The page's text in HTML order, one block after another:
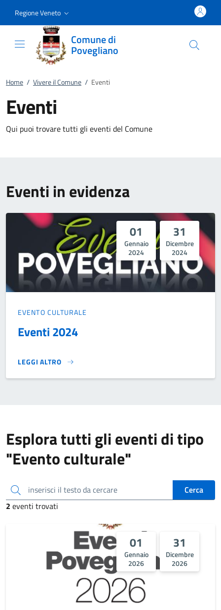
Regione Veneto
Comune di
Povegliano
Home / Vivere il Comune / Eventi
Eventi
Qui puoi trovare tutti gli eventi del Comune
Eventi in evidenza
01
Gennaio
2024
31
Dicembre
2024
EVENTO CULTURALE
Eventi 2024
LEGGI ALTRO
EVENTI 2024}
Esplora tutti gli eventi di tipo
"Evento culturale"
inserisci il testo da cercare
Cerca
2 eventi trovati
01
Gennaio
2026
31
Dicembre
2026